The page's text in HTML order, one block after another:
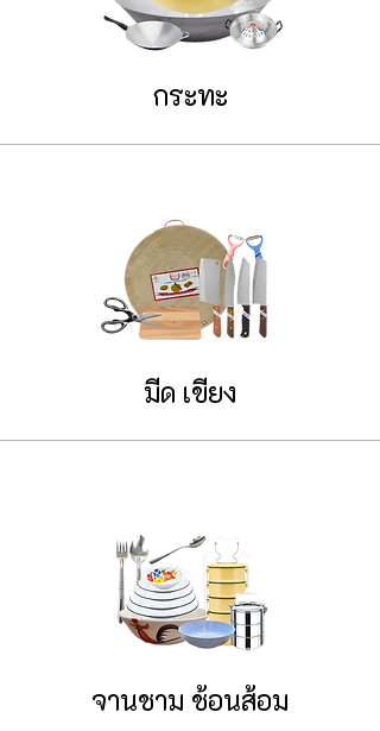
กระทะ
มีด เขียง
จานชาม ช้อนส้อม